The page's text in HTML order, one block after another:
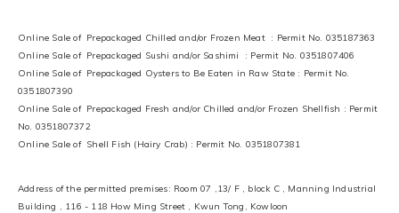
Online Sale of Prepackaged Chilled and/or Frozen Meat : Permit No. 035187363
Online Sale of Prepackaged Sushi and/or Sashimi : Permit No. 0351807406
Online Sale of Prepackaged Oysters to Be Eaten in Raw State : Permit No.
0351807390
Online Sale of Prepackaged Fresh and/or Chilled and/or Frozen Shellfish : Permit
No. 0351807372
Online Sale of Shell Fish (Hairy Crab) : Permit No. 0351807381
Address of the permitted premises: Room 07 ,13/ F , block C , Manning Industrial
Building , 116 - 118 How Ming Street , Kwun Tong, Kowloon